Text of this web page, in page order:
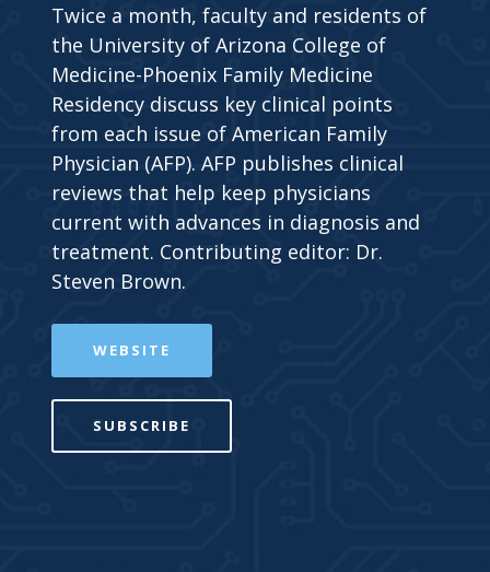
Twice a month, faculty and residents of
the University of Arizona College of
Medicine-Phoenix Family Medicine
Residency discuss key clinical points
from each issue of American Family
Physician (AFP). AFP publishes clinical
reviews that help keep physicians
current with advances in diagnosis and
treatment. Contributing editor: Dr.
Steven Brown.
WEBSITE
SUBSCRIBE